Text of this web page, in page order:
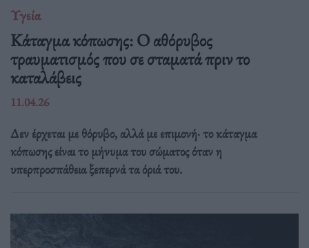
Υγεία
Κάταγμα κόπωσης: O αθόρυβος
τραυματισμός που σε σταματά πριν το
καταλάβεις
11.04.26
Δεν έρχεται με θόρυβο, αλλά με επιμονή· το κάταγμα
κόπωσης είναι το μήνυμα του σώματος όταν η
υπερπροσπάθεια ξεπερνά τα όριά του.